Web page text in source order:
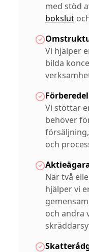
med stöd
bokslut
Vi hjälper
bilda
Vi stöttar
behöver
och
När två
hjälper vi
och andra